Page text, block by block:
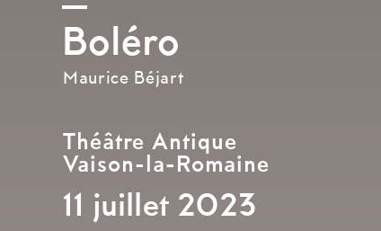
Boléro
Maurice Béjart
Théâtre Antique
Vaison-la-Romaine
11 juillet 2023